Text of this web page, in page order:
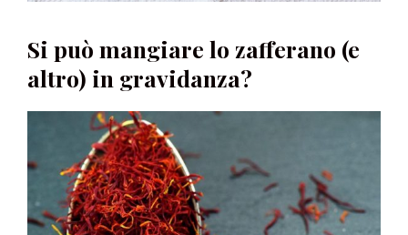
Si può mangiare lo zafferano (e
altro) in gravidanza?